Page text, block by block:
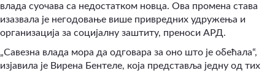
влада суочава са недостатком новца. Ова промена става
изазвала је негодовање више привредних удружења и
организација за социјалну заштиту, преноси АРД.
„Савезна влада мора да одговара за оно што је обећала“,
изјавила је Вирена Бентеле, која представља једну од тих